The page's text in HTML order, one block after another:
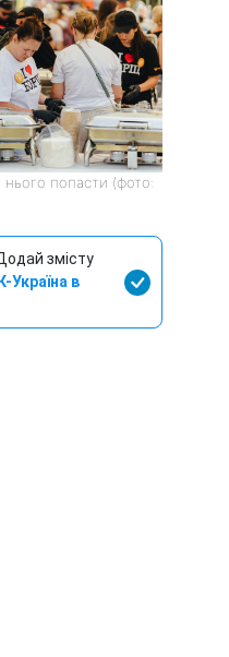
попасти (фото:
змісту
Україна в